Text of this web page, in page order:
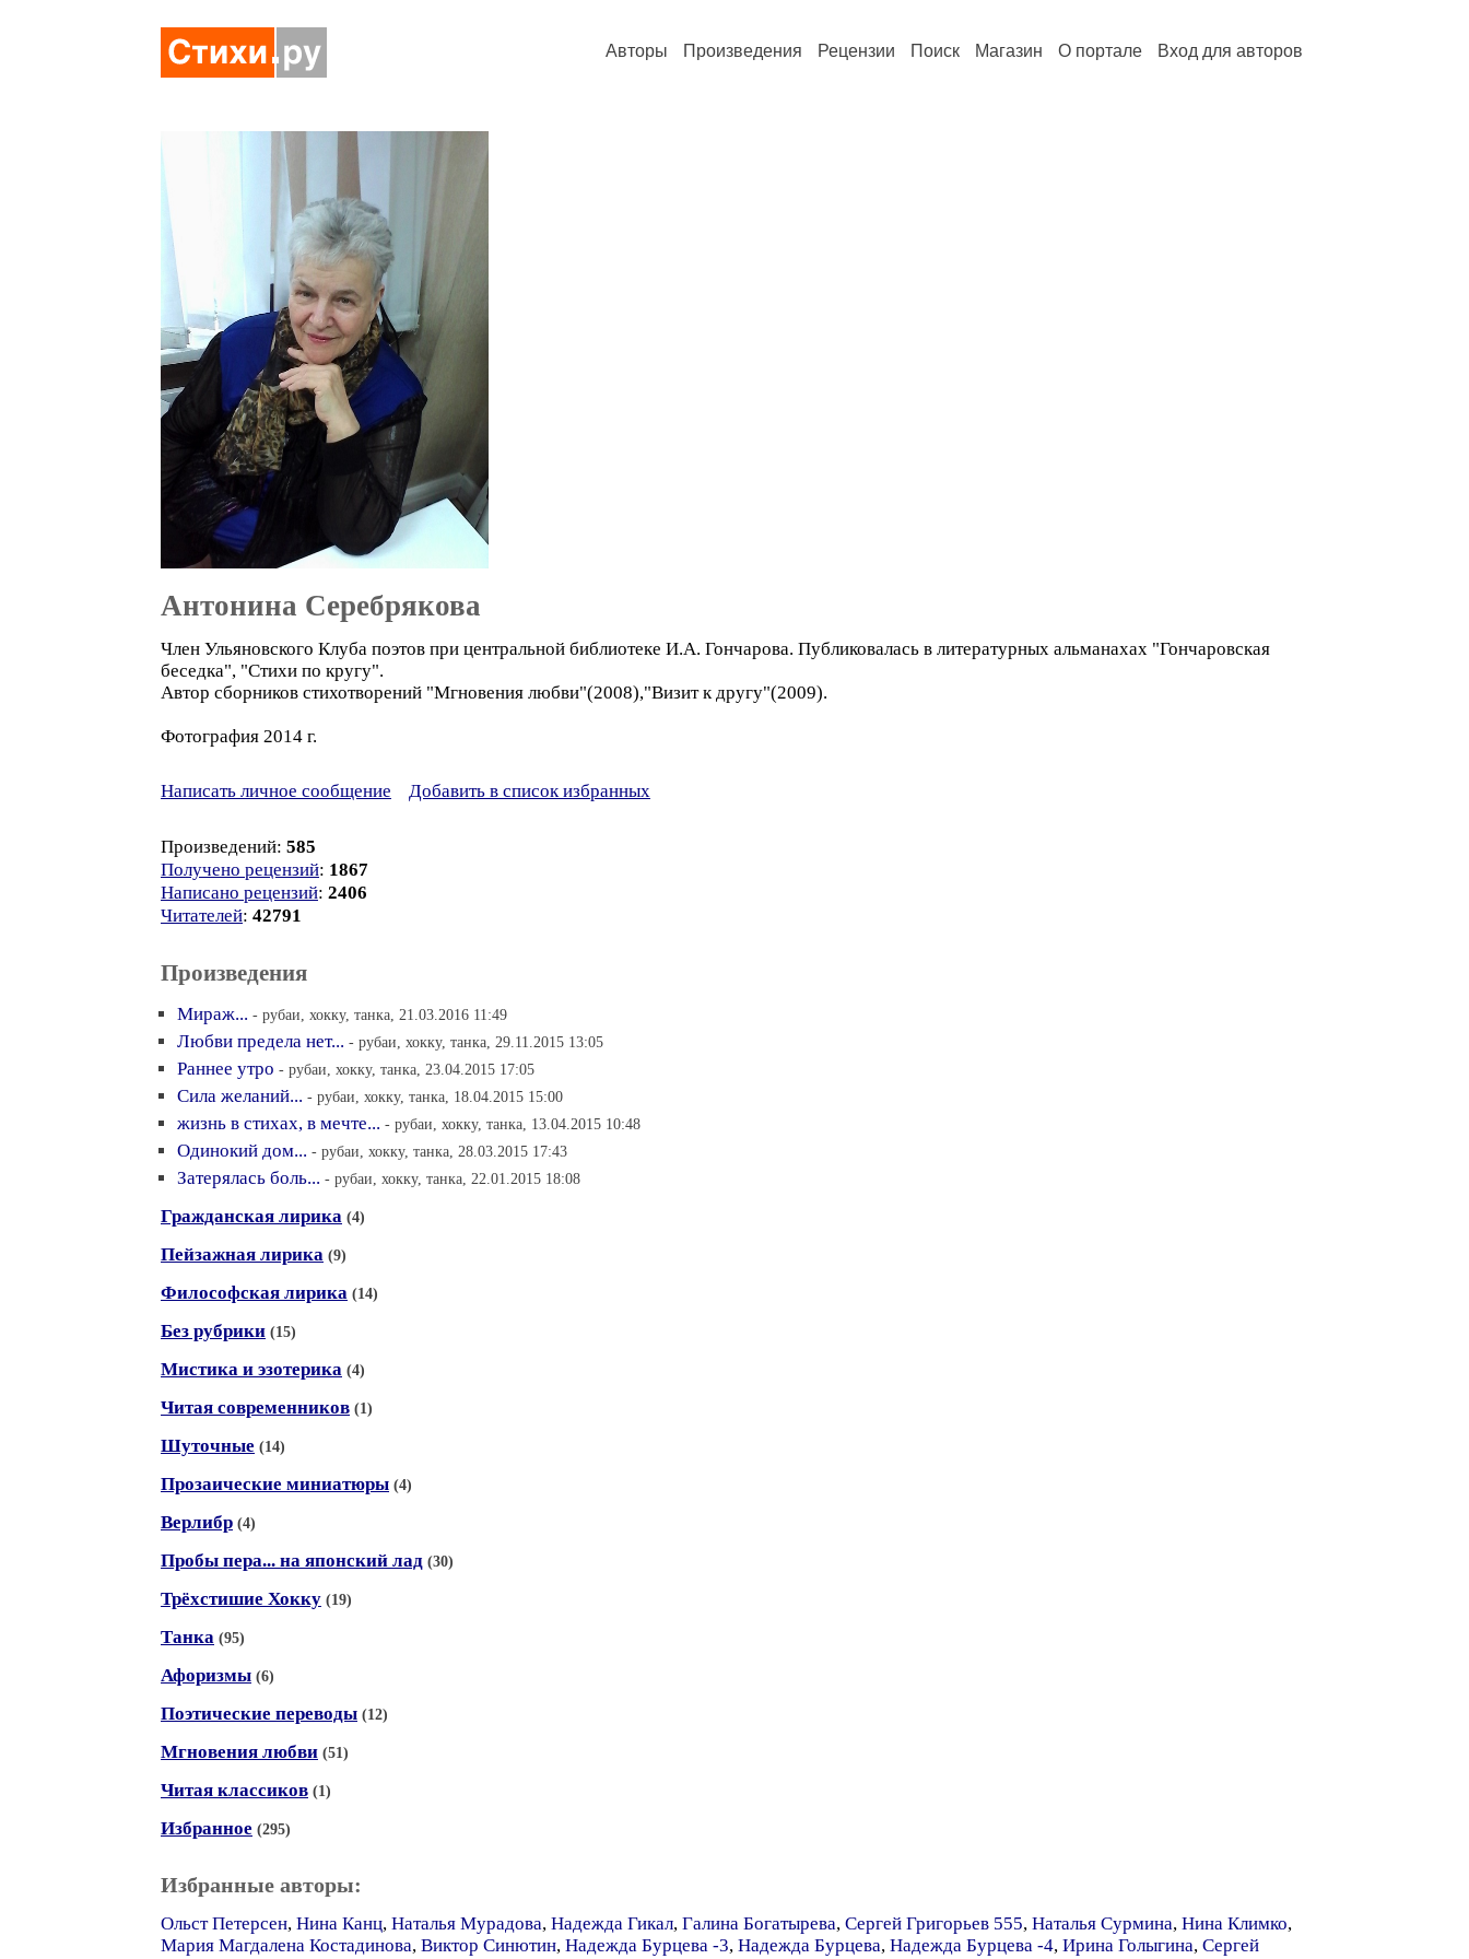
Авторы Произведения Рецензии Поиск Магазин О портале Вход для авторов
Антонина Серебрякова
Член Ульяновского Клуба поэтов при центральной библиотеке И.А. Гончарова. Публиковалась в литературных альманахах "Гончаровская
беседка", "Стихи по кругу".
Автор сборников стихотворений "Мгновения любви"(2008),"Визит к другу"(2009).
Фотография 2014 г.
Написать личное сообщение Добавить в список избранных
Произведений: 585
Получено рецензий: 1867
Написано рецензий: 2406
Читателей: 42791
Произведения
Мираж... - рубаи, хокку, танка, 21.03.2016 11:49
Любви предела нет... - рубаи, хокку, танка, 29.11.2015 13:05
Раннее утро - рубаи, хокку, танка, 23.04.2015 17:05
Сила желаний... - рубаи, хокку, танка, 18.04.2015 15:00
жизнь в стихах, в мечте... - рубаи, хокку, танка, 13.04.2015 10:48
Одинокий дом... - рубаи, хокку, танка, 28.03.2015 17:43
Затерялась боль... - рубаи, хокку, танка, 22.01.2015 18:08
Гражданская лирика (4)
Пейзажная лирика (9)
Философская лирика (14)
Без рубрики (15)
Мистика и эзотерика (4)
Читая современников (1)
Шуточные (14)
Прозаические миниатюры (4)
Верлибр (4)
Пробы пера... на японский лад (30)
Трёхстишие Хокку (19)
Танка (95)
Афоризмы (6)
Поэтические переводы (12)
Мгновения любви (51)
Читая классиков (1)
Избранное (295)
Избранные авторы:
Ольст Петерсен, Нина Канц, Наталья Мурадова, Надежда Гикал, Галина Богатырева, Сергей Григорьев 555, Наталья Сурмина, Нина Климко,
Мария Магдалена Костадинова, Виктор Синютин, Надежда Бурцева -3, Надежда Бурцева, Надежда Бурцева -4, Ирина Голыгина, Сергей